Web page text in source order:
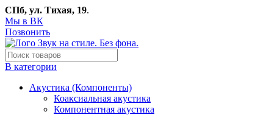
СПб, ул. Тихая, 19.
Мы в ВК
Позвонить
В категории
Акустика (Компоненты)
Коаксиальная акустика
Компонентная акустика